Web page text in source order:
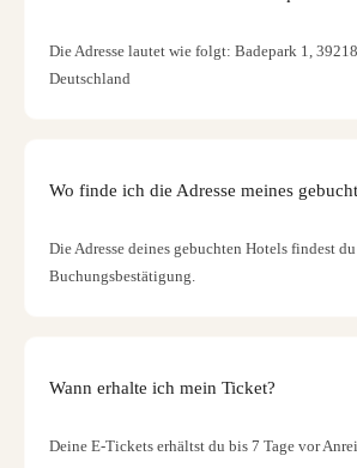
Die Adresse lautet wie folgt: Badepark 1,
Deutschland
Wo finde ich die Adresse meines
Die Adresse deines gebuchten Hotels findest
Buchungsbestätigung.
Wann erhalte ich mein Ticket?
Deine E-Tickets erhältst du bis 7 Tage vor